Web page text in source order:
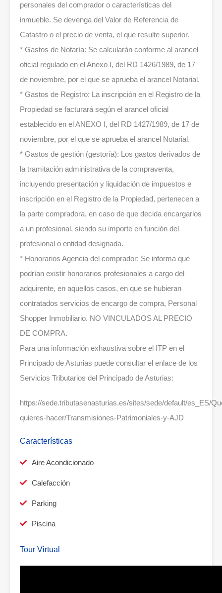
personales del comprador o características del
inmueble. Se devenga del Valor de Referencia de
Catastro o el precio de venta, el que resulte superior.
* Gastos de Notaría: Se calcularán conforme al arancel
oficial regulado en el Anexo I, del RD 1426/1989, de 17
de noviembre, por el que se aprueba el arancel Notarial.
* Gastos de Registro: La inscripción en el Registro de la
Propiedad se facturará según el arancel oficial
establecido en el ANEXO I, del RD 1427/1989, de 17 de
noviembre, por el que se aprueba el arancel Notarial.
* Gastos de gestión (gestoría): Los gastos derivados de
la tramitación administrativa de la compraventa,
incluyendo presentación y liquidación de impuestos e
inscripción en el Registro de la Propiedad, pertenecen a
la parte compradora, en caso de que decida encargarlos
a un profesional, siendo su importe en función del
profesional o entidad designada.
* Honorarios Agencia del comprador: Se informa que
podrían existir honorarios profesionales a cargo del
adquirente, en aquellos casos, en que se hubieran
contratados servicios de encargo de compra, Personal
Shopper Inmobiliario. NO VINCULADOS AL PRECIO
DE COMPRA.
Para una información exhaustiva sobre el ITP en el
Principado de Asturias puede consultar el enlace de los
Servicios Tributarios del Principado de Asturias:
https://sede.tributasenasturias.es/sites/sede/default/es_ES/
quieres-hacer/Transmisiones-Patrimoniales-y-AJD
Características
Aire Acondicionado
Calefacción
Parking
Piscina
Tour Virtual